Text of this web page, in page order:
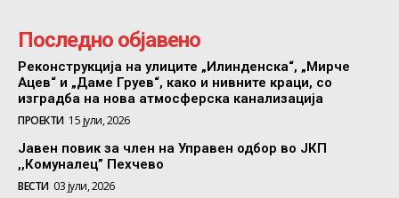
Последно објавено
Реконструкција на улиците „Илинденска“, „Мирче
Ацев“ и „Даме Груев“, како и нивните краци, со
изградба на нова атмосферска канализација
ПРОЕКТИ 15 јули, 2026
Јавен повик за член на Управен одбор во ЈКП
,,Комуналец” Пехчево
ВЕСТИ 03 јули, 2026